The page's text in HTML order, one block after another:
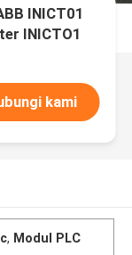
INICT01
INICTO1
kami
, Modul PLC